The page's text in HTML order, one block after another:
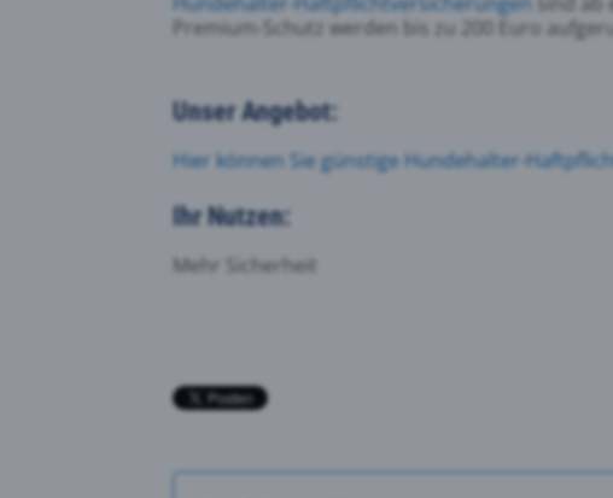
Premium-Schutz werden bis zu 200 Euro
Unser Angebot:
Hier können Sie günstige Hundehalter-
Ihr Nutzen:
Mehr Sicherheit